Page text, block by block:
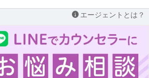
エージェントとは？